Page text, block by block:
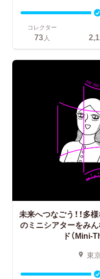
コレクター
73人
未来へつなごう！！多
のミニシアターをみ
ド（Mini-
東